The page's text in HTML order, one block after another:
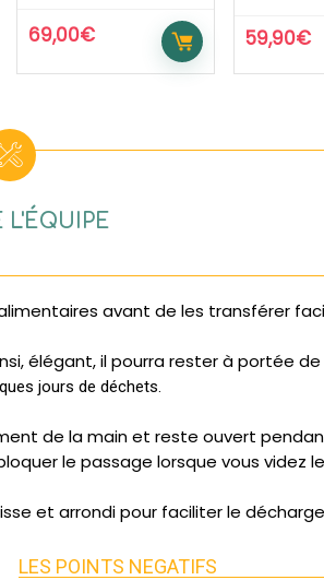
69,00€ 59,90€
L'ÉQUIPE
avant de les transférer
élégant, il pourra rester à portée
jours de déchets.
de la main et reste ouvert
le passage lorsque vous videz
et arrondi pour faciliter le
LES POINTS NEGATIFS